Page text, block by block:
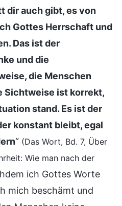
dir auch gibt, es von
Gottes Herrschaft und
Das ist der
und die
die Menschen
Sichtweise ist korrekt,
stand. Es ist der
konstant bleibt, egal
“ (Das Wort, Bd. 7, Über
Wie man nach der
ich Gottes Worte
mich beschämt und